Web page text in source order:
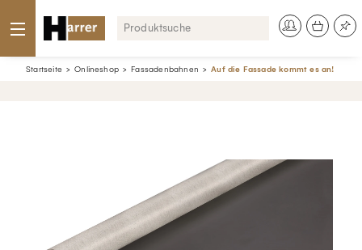
Startseite Onlineshop Fassadenbahnen Auf die Fassade kommt es an!